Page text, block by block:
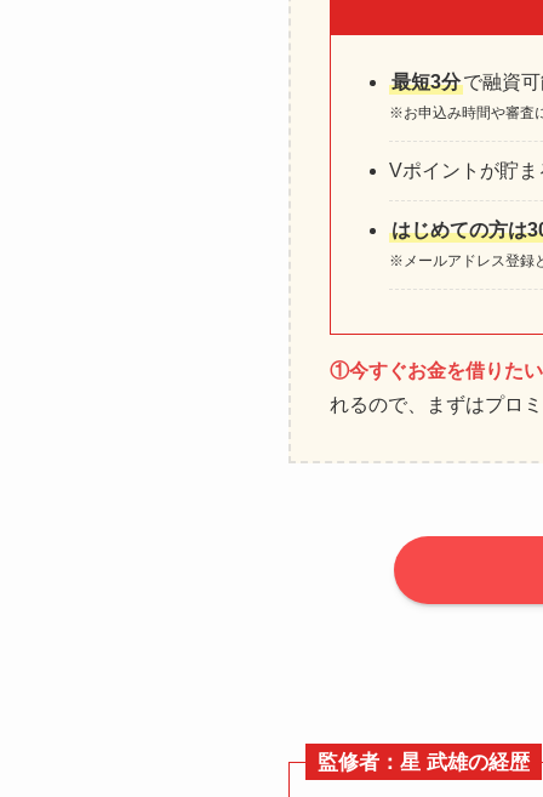
最短3分で融資
※お申込み時間や審査
Vポイントが貯
はじめての方は
※メールアドレス登録
①今すぐお金を借りた
れるので、まずはプロ
監修者：星 武雄の経歴